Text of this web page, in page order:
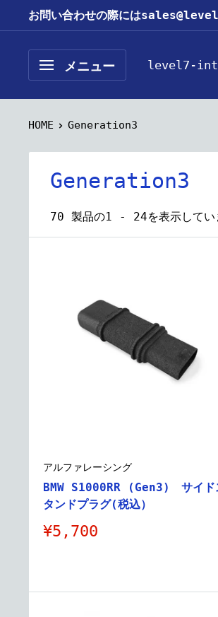
ン
ツ
お問い合わせの際には
メニュー level7-
HOME Generation3
Generation3
70 製品の1 - 24を表示してい
アルファレーシング
BMW S1000RR (Gen3) サイド
タンドプラグ(税込）
販
¥5,700